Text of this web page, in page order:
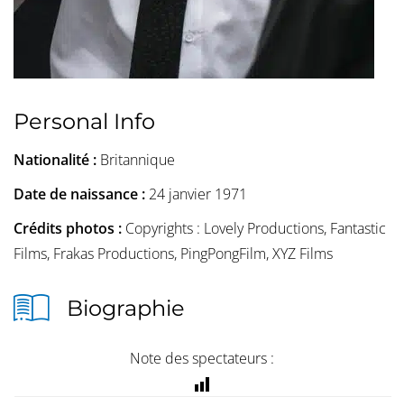
Personal Info
Nationalité : Britannique
Date de naissance : 24 janvier 1971
Crédits photos : Copyrights : Lovely Productions, Fantastic
Films, Frakas Productions, PingPongFilm, XYZ Films
Biographie
Note des spectateurs :